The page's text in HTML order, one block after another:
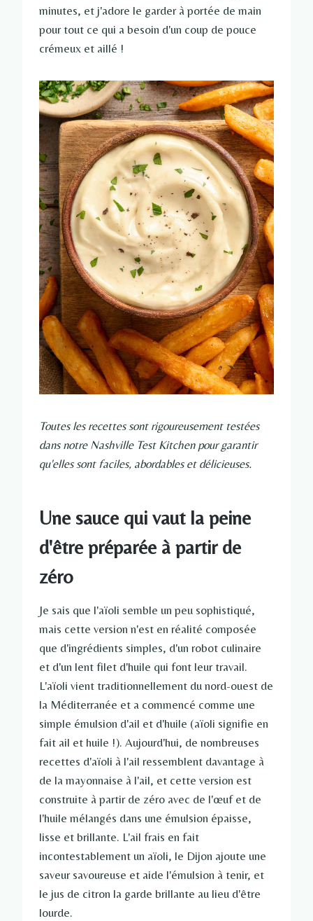
minutes, et j'adore le garder à portée de main
pour tout ce qui a besoin d'un coup de pouce
crémeux et aillé !
Toutes les recettes sont rigoureusement testées
dans notre Nashville Test Kitchen pour garantir
qu'elles sont faciles, abordables et délicieuses.
Une sauce qui vaut la peine
d'être préparée à partir de
zéro
Je sais que l'aïoli semble un peu sophistiqué,
mais cette version n'est en réalité composée
que d'ingrédients simples, d'un robot culinaire
et d'un lent filet d'huile qui font leur travail.
L'aïoli vient traditionnellement du nord-ouest de
la Méditerranée et a commencé comme une
simple émulsion d'ail et d'huile (aïoli signifie en
fait ail et huile !). Aujourd'hui, de nombreuses
recettes d'aïoli à l'ail ressemblent davantage à
de la mayonnaise à l'ail, et cette version est
construite à partir de zéro avec de l'œuf et de
l'huile mélangés dans une émulsion épaisse,
lisse et brillante. L'ail frais en fait
incontestablement un aïoli, le Dijon ajoute une
saveur savoureuse et aide l'émulsion à tenir, et
le jus de citron la garde brillante au lieu d'être
lourde.